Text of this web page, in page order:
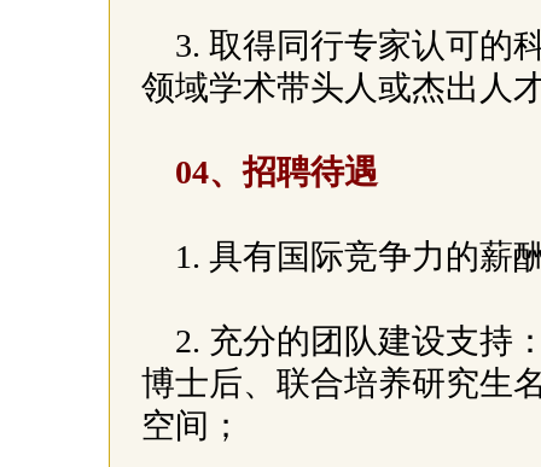
3. 取得同行专家认可的
领域学术带头人或杰出人
04、招聘待遇
1. 具有国际竞争力的薪
2. 充分的团队建设支持
博士后、联合培养研究生
空间；